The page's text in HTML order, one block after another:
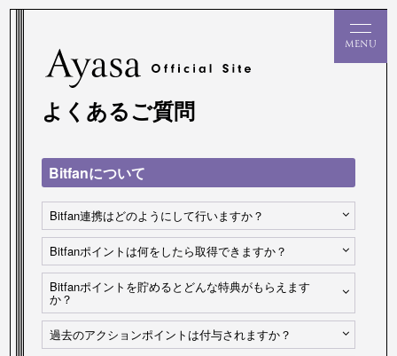
よくあるご質問
Bitfanについて
Bitfan連携はどのようにして行いますか？
Bitfanポイントは何をしたら取得できますか？
Bitfanポイントを貯めるとどんな特典がもらえます
か？
過去のアクションポイントは付与されますか？